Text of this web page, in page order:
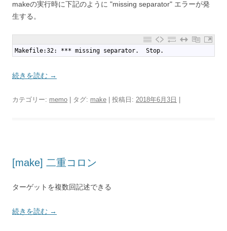
makeの実行時に下記のように "missing separator" エラーが発
生する。
Makefile:32: *** missing separator.  Stop.
続きを読む →
カテゴリー: memo | タグ: make | 投稿日: 2018年6月3日
[make] 二重コロン
ターゲットを複数回記述できる
続きを読む →